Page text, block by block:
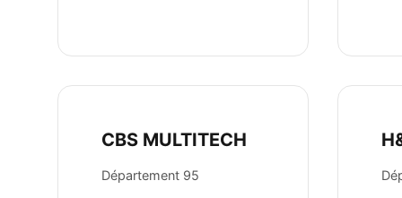
CBS MULTITECH
Département 95